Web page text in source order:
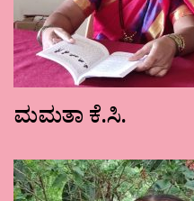
ಮಮತಾ ಕೆ.ಸಿ.